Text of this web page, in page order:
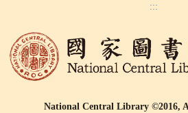
:::
National Central Library ©2016,